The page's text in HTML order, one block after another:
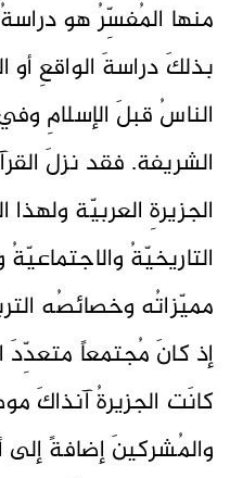
منها المُفسِّرُ هو
بذلكَ دراسةَ الواقعِ
الناسُ قبلَ الإسلامِ
الشريفة. فقد نزلَ
الجزيرةِ العربيّة
التاريخيّةُ
مميّزاتُه وخصائصُه
إذ كانَ مُجتمعاً متعدِّدَ
كانَت الجزيرةُ آنذاكَ
والمُشركينَ إضافةً